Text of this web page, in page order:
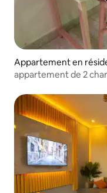
Appartement en
appartement de 2